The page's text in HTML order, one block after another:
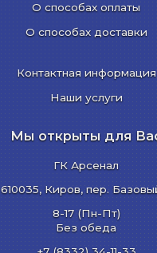
О способах оплаты
О способах доставки
Контактная информация
Наши услуги
Мы открыты для
ГК Арсенал
610035, Киров, пер.
8-17 (Пн-Пт)
Без обеда